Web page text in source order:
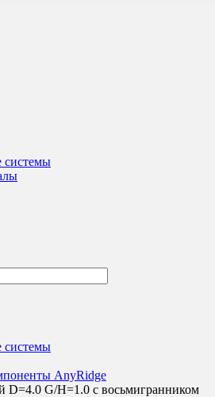
системы
системы
AnyRidge
D=4.0 G/H=1.0 с восьмигранником